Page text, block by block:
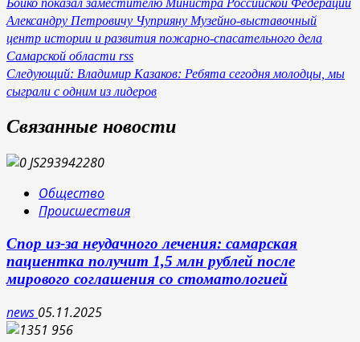
по
записям
Бойко показал заместителю Министра Российской Федерации
Александру Петровичу Чуприяну Музейно-выставочный
центр истории и развития пожарно-спасательного дела
Самарской области rss
Следующий: Владимир Казаков: Ребята сегодня молодцы, мы
сыграли с одним из лидеров
Связанные новости
Общество
Происшествия
Спор из-за неудачного лечения: самарская
пациентка получит 1,5 млн рублей после
мирового соглашения со стоматологией
news 05.11.2025